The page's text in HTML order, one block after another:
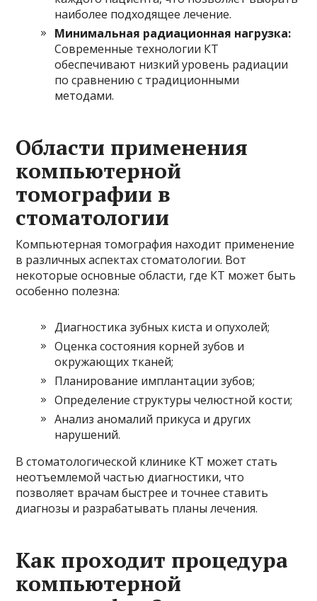
наиболее подходящее лечение.
Минимальная радиационная нагрузка:
Современные технологии КТ
обеспечивают низкий уровень радиации
по сравнению с традиционными
методами.
Области применения
компьютерной
томографии в
стоматологии
Компьютерная томография находит применение
в различных аспектах стоматологии. Вот
некоторые основные области, где КТ может быть
особенно полезна:
Диагностика зубных киста и опухолей;
Оценка состояния корней зубов и
окружающих тканей;
Планирование имплантации зубов;
Определение структуры челюстной кости;
Анализ аномалий прикуса и других
нарушений.
В стоматологической клинике КТ может стать
неотъемлемой частью диагностики, что
позволяет врачам быстрее и точнее ставить
диагнозы и разрабатывать планы лечения.
Как проходит процедура
компьютерной